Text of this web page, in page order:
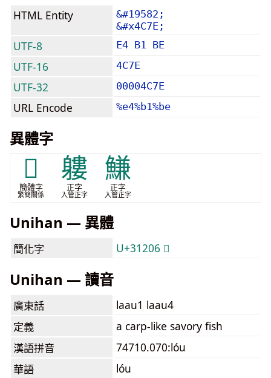
HTML Entity
&#19582;
&#x4C7E;
UTF-8 E4 B1 BE
UTF-16 4C7E
UTF-32 00004C7E
URL Encode %e4%b1%be
異體字
𱈆
簡體字
繁簡關係
軁
正字
入管正字
鰜
正字
入管正字
Unihan — 異體
簡化字 U+31206 𱈆
Unihan — 讀音
廣東話
laau1 laau4
定義
a carp-like savory fish
漢語拼音
74710.070:lóu
華語
lóu